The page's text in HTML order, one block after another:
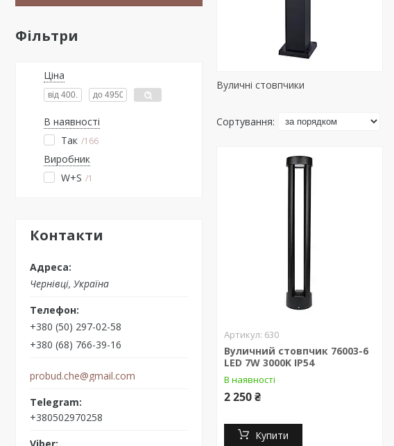
Фільтри
Ціна
В наявності
Так 166
Виробник
W+S
1
Контакти
Чернівці, Україна
+380 (50) 297-02-58
+380 (68) 766-39-16
probud.che@gmail.com
+380502970258
Вуличні стовпчики
630
Вуличний стовпчик 76003-6
LED 7W 3000K IP54
В наявності
2 250 ₴
Купити